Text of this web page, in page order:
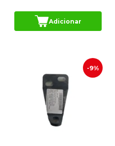
Adicionar
-9%